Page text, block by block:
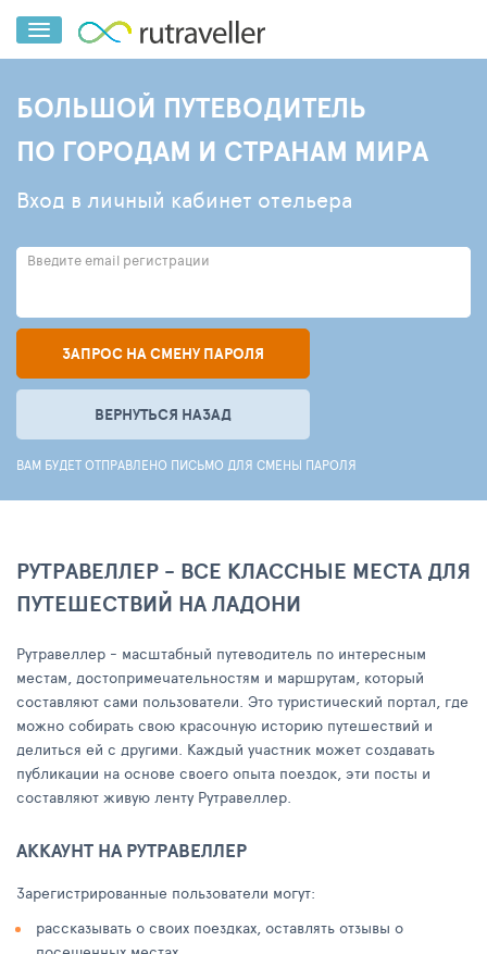
БОЛЬШОЙ ПУТЕВОДИТЕЛЬ
ПО ГОРОДАМ И СТРАНАМ МИРА
Вход в личный кабинет отельера
Введите email регистрации
ЗАПРОС НА СМЕНУ ПАРОЛЯ
ВЕРНУТЬСЯ НАЗАД
ВАМ БУДЕТ ОТПРАВЛЕНО ПИСЬМО ДЛЯ СМЕНЫ ПАРОЛЯ
РУТРАВЕЛЛЕР - ВСЕ КЛАССНЫЕ МЕСТА ДЛЯ
ПУТЕШЕСТВИЙ НА ЛАДОНИ
Рутравеллер - масштабный путеводитель по интересным
местам, достопримечательностям и маршрутам, который
составляют сами пользователи. Это туристический портал, где
можно собирать свою красочную историю путешествий и
делиться ей с другими. Каждый участник может создавать
публикации на основе своего опыта поездок, эти посты и
составляют живую ленту Рутравеллер.
АККАУНТ НА РУТРАВЕЛЛЕР
Зарегистрированные пользователи могут:
рассказывать о своих поездках, оставлять отзывы о